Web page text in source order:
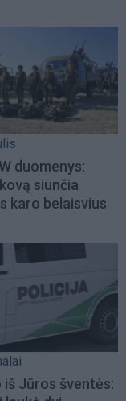
duomenys:
siunčia
karo belaisvius
iš Jūros šventės: